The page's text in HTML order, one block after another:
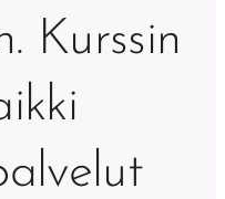
Kurssin